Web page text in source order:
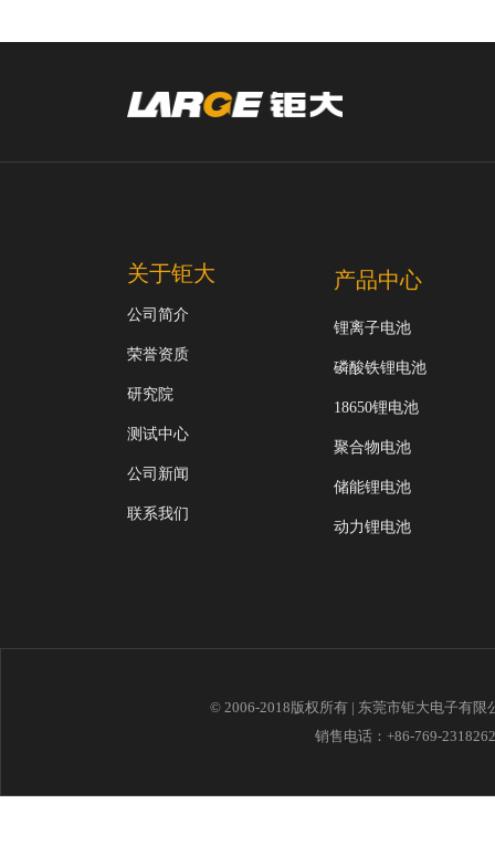
关于钜大
公司简介
荣誉资质
研究院
测试中心
公司新闻
联系我们
产品中心
锂离子电池
磷酸铁锂电池
18650锂电池
聚合物电池
储能锂电池
动力锂电池
© 2006-2018版权所有 | 东莞市钜大电子有
销售电话：+86-769-